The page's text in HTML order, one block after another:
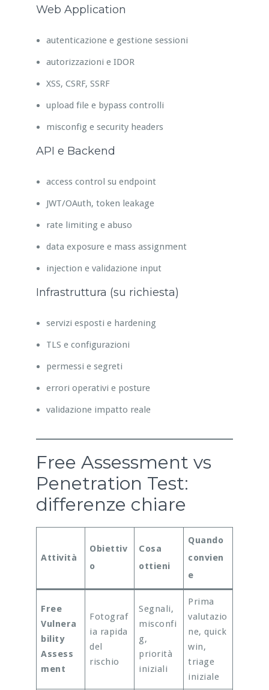
Web Application
autenticazione e gestione sessioni
autorizzazioni e IDOR
XSS, CSRF, SSRF
upload file e bypass controlli
misconfig e security headers
API e Backend
access control su endpoint
JWT/OAuth, token leakage
rate limiting e abuso
data exposure e mass assignment
injection e validazione input
Infrastruttura (su richiesta)
servizi esposti e hardening
TLS e configurazioni
permessi e segreti
errori operativi e posture
validazione impatto reale
Free Assessment vs
Penetration Test:
differenze chiare
Attività
Obiettiv
o
Cosa
ottieni
Quando
convien
e
Free
Vulnera
bility
Assess
ment
Fotograf
ia rapida
del
rischio
Segnali,
misconfi
g,
priorità
iniziali
Prima
valutazio
ne, quick
win,
triage
iniziale